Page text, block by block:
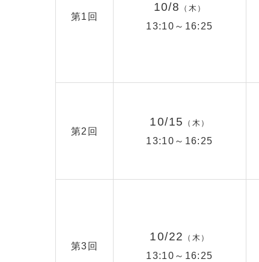
第1回
10/8 （木）
13:10～16:25
第2回
10/15 （木）
13:10～16:25
第3回
10/22 （木）
13:10～16:25